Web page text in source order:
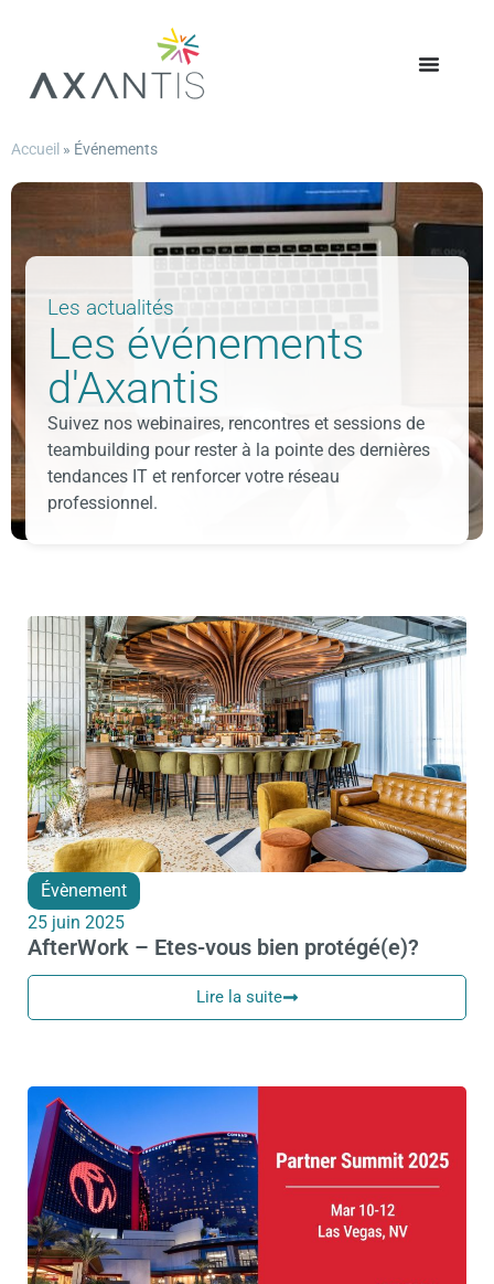
Accueil » Événements
Les actualités
Les événements
d'Axantis
Suivez nos webinaires, rencontres et sessions de
teambuilding pour rester à la pointe des dernières
tendances IT et renforcer votre réseau
professionnel.
Évènement
25 juin 2025
AfterWork – Etes-vous bien protégé(e)?
Lire la suite